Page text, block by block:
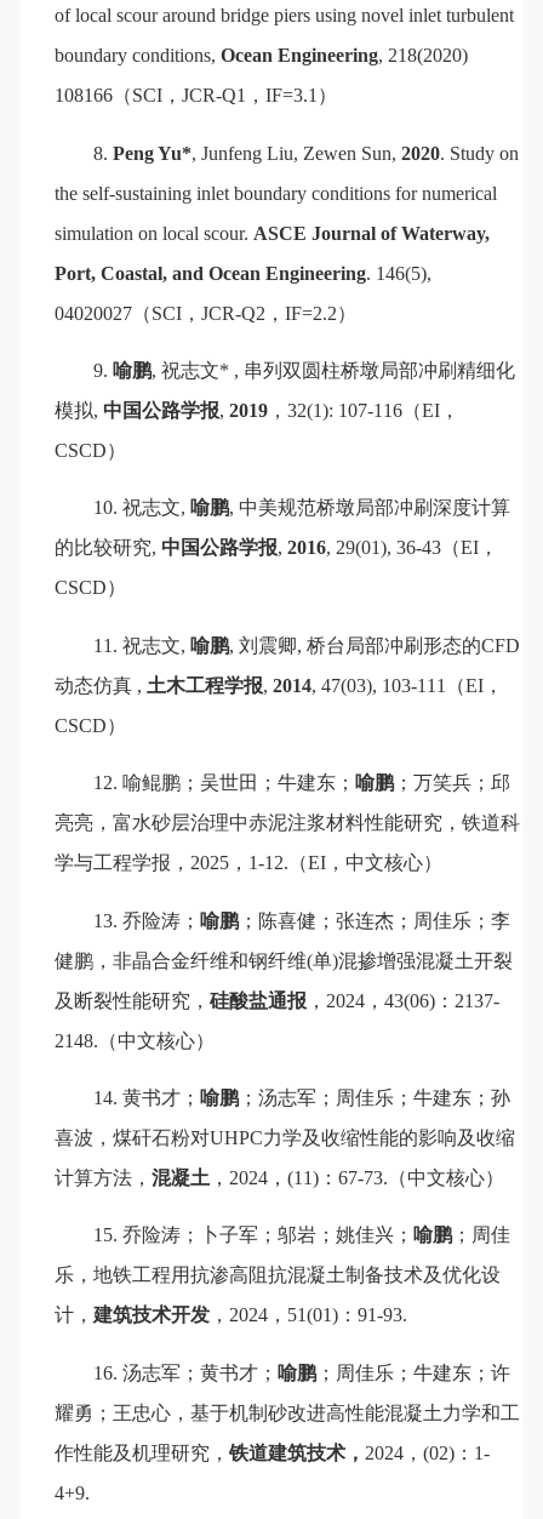
of local scour around bridge piers using novel inlet turbulent
boundary conditions, Ocean Engineering, 218(2020)
108166 （SCI ， JCR-Q1 ， IF=3.1）
8.Peng Yu*, Junfeng Liu, Zewen Sun,2020. Study on
the self-sustaining inletboundary conditions fornumerical
simulation on local scour. ASCE Journal of Waterway,
Port, Coastal, and Ocean Engineering. 146(5),
04020027 （SCI ， JCR-Q2 ， IF=2.2）
9.喻鹏,祝志文* , 串列双圆柱桥墩局部冲刷精细化
模拟, 中国公路学报, 2019 ， 32(1): 107-116 （EI ，
CSCD）
10.祝志文,喻鹏, 中美规范桥墩局部冲刷深度计算
的比较研究, 中国公路学报, 2016, 29(01), 36-43 （EI ，
CSCD）
11.祝志文,喻鹏,刘震卿,桥台局部冲刷形态的CFD
动态仿真 , 土木工程学报, 2014, 47(03), 103-111 （EI ，
CSCD）
12.喻鲲鹏 ；吴世田 ；牛建东 ；喻鹏；万笑兵；邱
亮亮，富水砂层治理中赤泥注浆材料性能研究，铁道科
学与工程学报， 2025 ， 1-12. （EI ，中文核心）
13.乔险涛； 喻鹏；陈喜健；张连杰；周佳乐；李
健鹏 ， 非晶合金纤维和钢纤维(单)混掺增强混凝土开裂
及断裂性能研究， 硅酸盐通报 ， 2024 ， 43(06) ： 2137-
2148. （中文核心）
14.黄书才；喻鹏；汤志军；周佳乐；牛建东；孙
喜波 ， 煤矸石粉对UHPC力学及收缩性能的影响及收缩
计算方法， 混凝土 ， 2024 ， (11) ： 67-73. （中文核心）
15.乔险涛；卜子军；邬岩；姚佳兴；喻鹏；周佳
乐，地铁工程用抗渗高阻抗混凝土制备技术及优化设
计， 建筑技术开发 ， 2024 ， 51(01) ： 91-93.
16.汤志军；黄书才；喻鹏；周佳乐；牛建东；许
耀勇；王忠心 ， 基于机制砂改进高性能混凝土力学和工
作性能及机理研究， 铁道建筑技术 ， 2024 ， (02) ： 1-
4+9.